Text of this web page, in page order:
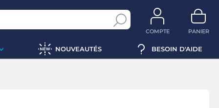
COMPTE PANIER
NOUVEAUTÉS BESOIN D'AIDE